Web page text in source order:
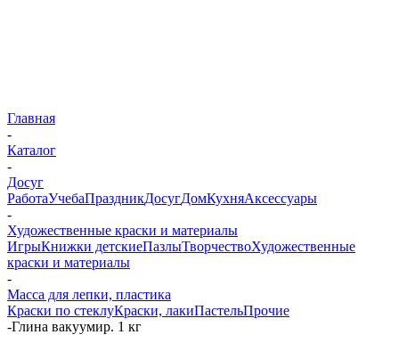
Главная
-
Каталог
-
Досуг
РаботаУчебаПраздникДосугДомКухняАксессуары
-
Художественные краски и материалы
ИгрыКнижки детскиеПазлыТворчествоХудожественные
краски и материалы
-
Масса для лепки, пластика
Краски по стеклуКраски, лакиПастельПрочие
-Глина вакуумир. 1 кг